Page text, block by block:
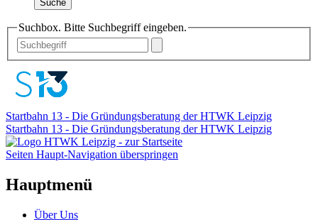
Suche
Suchbox. Bitte Suchbegriff eingeben.
Startbahn 13 - Die Gründungsberatung der HTWK Leipzig
Startbahn 13 - Die Gründungsberatung der HTWK Leipzig
Seiten Haupt-Navigation überspringen
Hauptmenü
Über Uns